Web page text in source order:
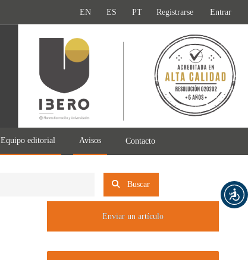
EN ES PT Registrarse Entrar
Equipo editorial Avisos Contacto
Buscar
Enviar un artículo